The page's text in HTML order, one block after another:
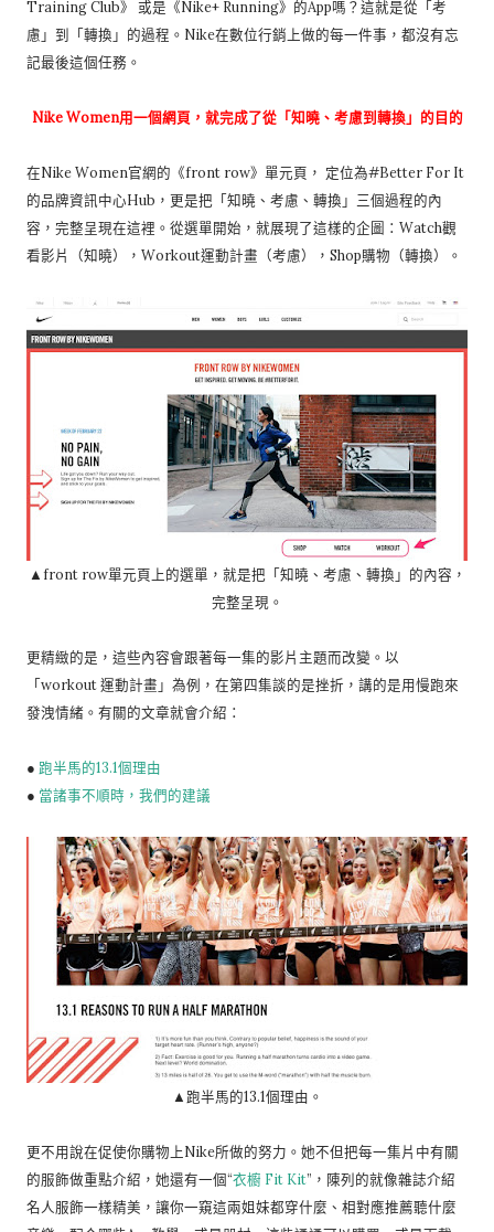
Training Club》 或是《Nike+ Running》的App嗎？這就是從「考
慮」到「轉換」的過程。Nike在數位行銷上做的每一件事，都沒有忘
記最後這個任務。
Nike Women用一個網頁，就完成了從「知曉、考慮到轉換」的目的
在Nike Women官網的《front row》單元頁， 定位為#Better For It
的品牌資訊中心Hub，更是把「知曉、考慮、轉換」三個過程的內
容，完整呈現在這裡。從選單開始，就展現了這樣的企圖：Watch觀
看影片（知曉），Workout運動計畫（考慮），Shop購物（轉換）。
▲front row單元頁上的選單，就是把「知曉、考慮、轉換」的內容，
完整呈現。
更精緻的是，這些內容會跟著每一集的影片主題而改變。以
「workout 運動計畫」為例，在第四集談的是挫折，講的是用慢跑來
發洩情緒。有關的文章就會介紹：
● 跑半馬的13.1個理由
● 當諸事不順時，我們的建議
▲跑半馬的13.1個理由。
更不用說在促使你購物上Nike所做的努力。她不但把每一集片中有關
的服飾做重點介紹，她還有一個“衣櫥 Fit Kit”，陳列的就像雜誌介紹
名人服飾一樣精美，讓你一窺這兩姐妹都穿什麼、相對應推薦聽什麼